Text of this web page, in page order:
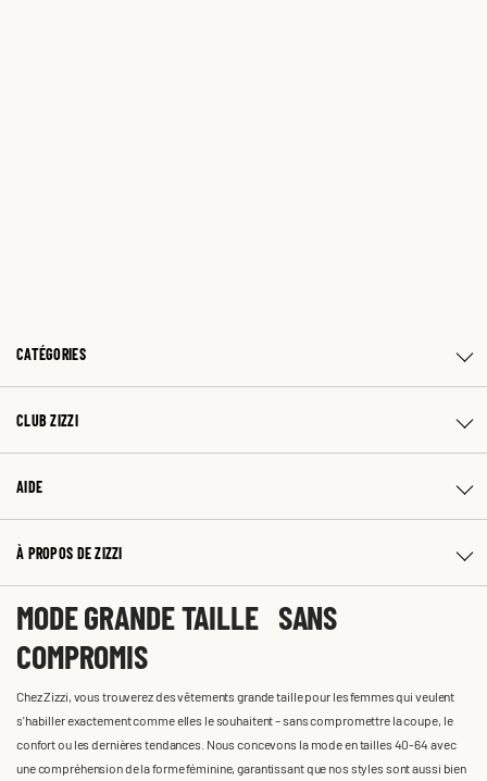
CATÉGORIES
CLUB ZIZZI
AIDE
À PROPOS DE ZIZZI
MODE GRANDE TAILLE SANS
COMPROMIS
Chez Zizzi, vous trouverez des vêtements grande taille pour les femmes qui veulent
s'habiller exactement comme elles le souhaitent – sans compromettre la coupe, le
confort ou les dernières tendances. Nous concevons la mode en tailles 40-64 avec
une compréhension de la forme féminine, garantissant que nos styles sont aussi bien